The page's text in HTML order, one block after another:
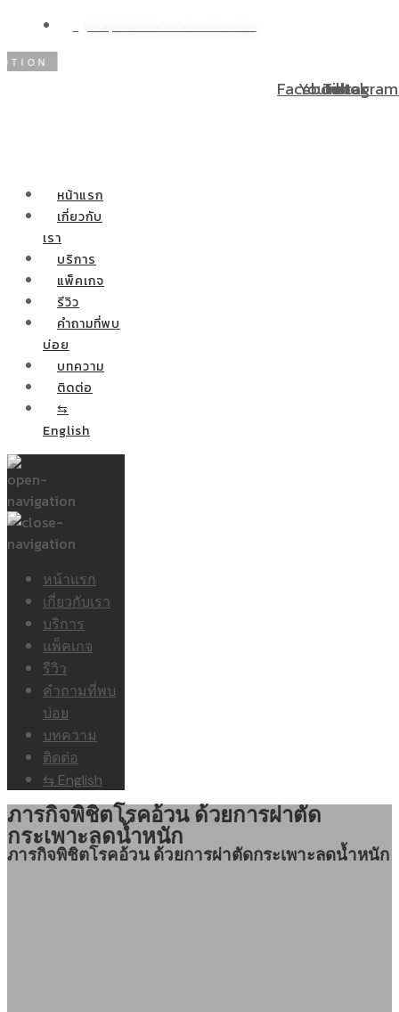
โปรโมชั่นพิเศษ! ผ่อนชำระ 0% 10 เดือน ผ่าตัดกระเพา
Facebook
Youtube
Tiktok
Instagram
หน้าแรก
เกี่ยวกับ
เรา
บริการ
แพ็คเกจ
รีวิว
คำถามที่พบ
บ่อย
บทความ
ติดต่อ
⇆
English
หน้าแรก
เกี่ยวกับเรา
บริการ
แพ็คเกจ
รีวิว
คำถามที่พบ
บ่อย
บทความ
ติดต่อ
⇆ English
ภารกิจพิชิตโรคอ้วน ด้วยการผ่าตัด
กระเพาะลดน้ำหนัก
ภารกิจพิชิตโรคอ้วน ด้วยการผ่าตัดกระเพาะลดน้ำหนัก